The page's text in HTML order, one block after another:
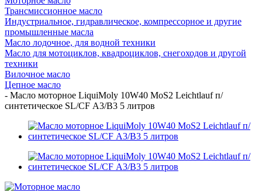
Трансмиссионное масло
Индустриальное, гидравлическое, компрессорное и другие
промышленные масла
Масло лодочное, для водной техники
Масло для мотоциклов, квадроциклов, снегоходов и другой
техники
Вилочное масло
Цепное масло
- Масло моторное LiquiMoly 10W40 MoS2 Leichtlauf п/
синтетическое SL/CF А3/В3 5 литров